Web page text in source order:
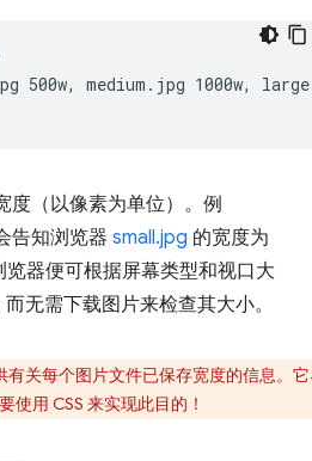
500w, medium.jpg 1000w,
度（以像素为单位）。例
告知浏览器 small.jpg 的宽度为
器便可根据屏幕类型和视口大
无需下载图片来检查其大小。
有关每个图片文件已保存宽度的信息。它
使用 CSS 来实现此目的！